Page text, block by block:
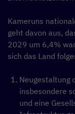
Kameruns
geht davon aus,
2029 um 6,4%
sich das Land
Neugestaltung
insbesondere
und eine